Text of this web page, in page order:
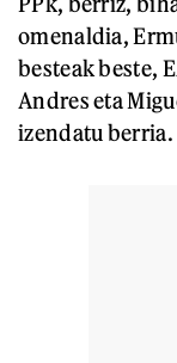
omenaldia,
besteak beste,
Andres eta
izendatu berria.